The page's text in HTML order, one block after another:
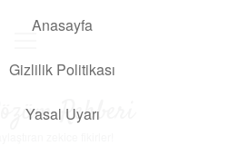
Anasayfa
Gizlilik Politikası
Yasal Uyarı
Rehberi